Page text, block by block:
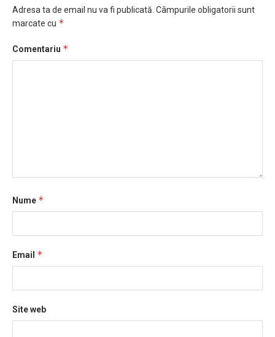
Adresa ta de email nu va fi publicată. Câmpurile obligatorii sunt
marcate cu *
Comentariu *
Nume *
Email *
Site web